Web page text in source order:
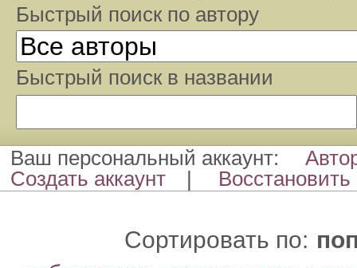
Быстрый поиcк по автору
Быстрый поиcк в названии
Ваш персональный аккаунт:
Создать аккаунт
| Восстановить
Сортировать по: